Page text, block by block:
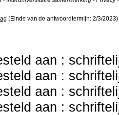
(Einde van de antwoordtermijn: 2/3/2023)
aan :
aan :
aan :
aan :